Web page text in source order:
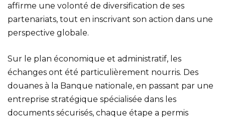
affirme une volonté de diversification de ses
partenariats, tout en inscrivant son action dans une
perspective globale.
Sur le plan économique et administratif, les
échanges ont été particulièrement nourris. Des
douanes à la Banque nationale, en passant par une
entreprise stratégique spécialisée dans les
documents sécurisés, chaque étape a permis